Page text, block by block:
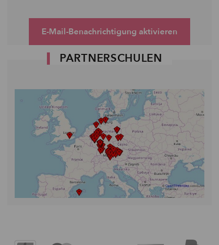
E-Mail-Benachrichtigung aktivieren
PARTNERSCHULEN